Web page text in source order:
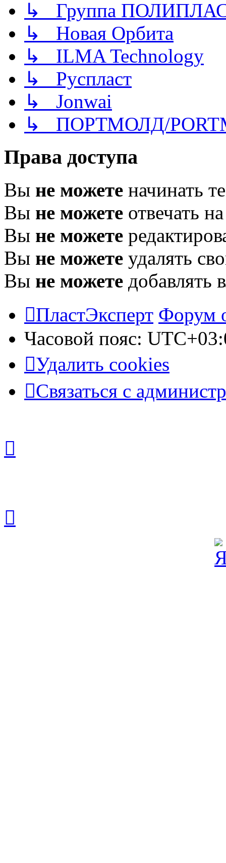
↳ Группа
↳ Новая Орбита
↳ ILMA Technology
↳ Руспласт
↳ Jonwai
↳ ПОРТМОЛД/
Права доступа
Вы не можете начинать
Вы не можете отвечать
Вы не можете
Вы не можете удалять
Вы не можете добавлять
ПластЭксперт Форум
Часовой пояс:
Удалить cookies
Связаться с